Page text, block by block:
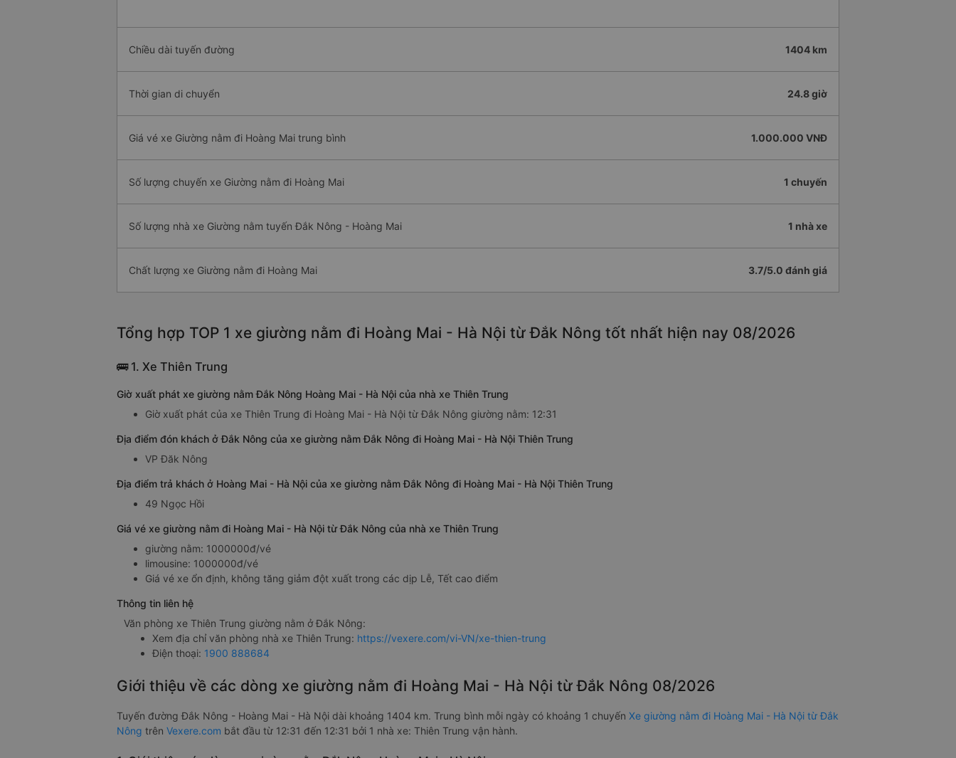
Chiều dài tuyến đường 1404 km
Thời gian di chuyển 24.8 giờ
Giá vé xe Giường nằm đi Hoàng Mai trung bình 1.000.000 VNĐ
Số lượng chuyến xe Giường nằm đi Hoàng Mai 1 chuyến
Số lượng nhà xe Giường nằm tuyến Đắk Nông - Hoàng Mai 1 nhà xe
Chất lượng xe Giường nằm đi Hoàng Mai 3.7/5.0 đánh giá
Tổng hợp TOP 1 xe giường nằm đi Hoàng Mai - Hà Nội từ Đắk Nông tốt nhất hiện nay 08/2026
🚌 1. Xe Thiên Trung
Giờ xuất phát xe giường nằm Đắk Nông Hoàng Mai - Hà Nội của nhà xe Thiên Trung
Giờ xuất phát của xe Thiên Trung đi Hoàng Mai - Hà Nội từ Đắk Nông giường nằm: 12:31
Địa điểm đón khách ở Đắk Nông của xe giường nằm Đắk Nông đi Hoàng Mai - Hà Nội Thiên Trung
VP Đăk Nông
Địa điểm trả khách ở Hoàng Mai - Hà Nội của xe giường nằm Đắk Nông đi Hoàng Mai - Hà Nội Thiên Trung
49 Ngọc Hồi
Giá vé xe giường nằm đi Hoàng Mai - Hà Nội từ Đắk Nông của nhà xe Thiên Trung
giường nằm: 1000000đ/vé
limousine: 1000000đ/vé
Giá vé xe ổn định, không tăng giảm đột xuất trong các dịp Lễ, Tết cao điểm
Thông tin liên hệ
Văn phòng xe Thiên Trung giường nằm ở Đắk Nông:
Xem địa chỉ văn phòng nhà xe Thiên Trung: https://vexere.com/vi-VN/xe-thien-trung
Điện thoại: 1900 888684
Giới thiệu về các dòng xe giường nằm đi Hoàng Mai - Hà Nội từ Đắk Nông 08/2026
Tuyến đường Đắk Nông - Hoàng Mai - Hà Nội dài khoảng 1404 km. Trung bình mỗi ngày có khoảng 1 chuyến Xe giường nằm đi Hoàng Mai - Hà Nội từ Đắk
Nông trên Vexere.com bắt đầu từ 12:31 đến 12:31 bởi 1 nhà xe: Thiên Trung vận hành.